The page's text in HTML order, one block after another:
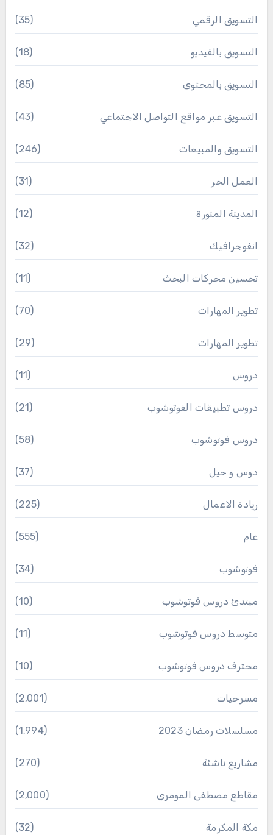
التسويق الرقمي (35)
التسويق بالفيديو (18)
التسويق بالمحتوى (85)
التسويق عبر مواقع التواصل الاجتماعي (43)
التسويق والمبيعات (246)
العمل الحر (31)
المدينة المنورة (12)
انفوجرافيك (32)
تحسين محركات البحث (11)
تطوير المهارات (70)
تطوير المهارات (29)
دروس (11)
دروس تطبيقات الفوتوشوب (21)
دروس فوتوشوب (58)
دوس و حيل (37)
ريادة الاعمال (225)
عام (555)
فوتوشوب (34)
مبتدئ دروس فوتوشوب (10)
متوسط دروس فوتوشوب (11)
محترف دروس فوتوشوب (10)
مسرحيات (2٬001)
مسلسلات رمضان 2023 (1٬994)
مشاريع ناشئة (270)
مقاطع مصطفى المومري (2٬000)
مكة المكرمة (32)